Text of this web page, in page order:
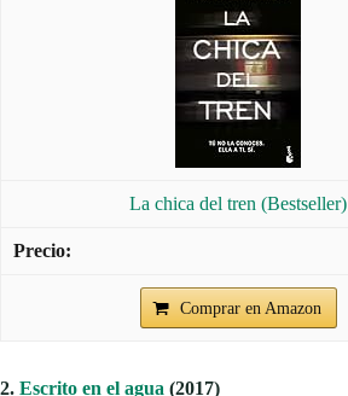
La chica del tren (Bestseller)
Comprar en Amazon
2. Escrito en el agua (2017)